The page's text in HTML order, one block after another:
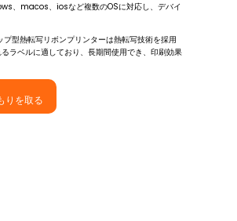
、macos、iosなど複数のOSに対応し、デバイ
プ型熱転写リボンプリンターは熱転写技術を採用
ラベルに適しており、長期間使用でき、印刷効果
りを取る